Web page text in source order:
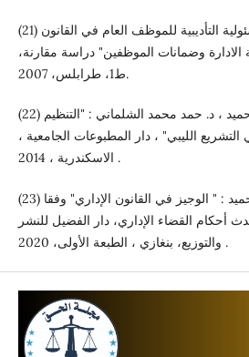
(21) أ. مفتاح أغنية محمد : "المسئولية التأديبية للموظف العام في القانون
الادارة وضمانات الموظفين" دراسة مقارنة،
ط1، طرابلس، 2007.
(22) د. مفتاح خليفة عبد الحميد ، د. حمد محمد الشلماني : "التنظيم
التشريع الليبي" ، دار المطبوعات الجامعية ،
الاسكندرية ، 2014 .
(23) أ. د مفتاح خليفة عبدالحميد : " الوجيز في القانون الإداري" وفقا
أحكام القضاء الإداري، دار الفضيل للنشر
والتوزيع، بنغازي ، الطبعة الأولى، 2020 .